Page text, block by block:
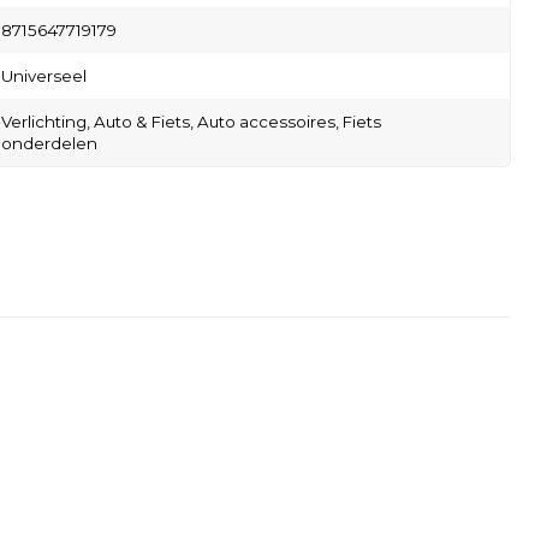
8715647719179
Universeel
Verlichting, Auto & Fiets, Auto accessoires, Fiets
onderdelen